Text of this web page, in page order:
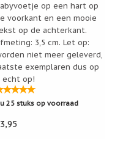
op een hart op
voorkant en een mooie
op de achterkant.
3,5 cm. Let op:
niet meer geleverd,
exemplaren dus op
echt op!
25 stuks op voorraad